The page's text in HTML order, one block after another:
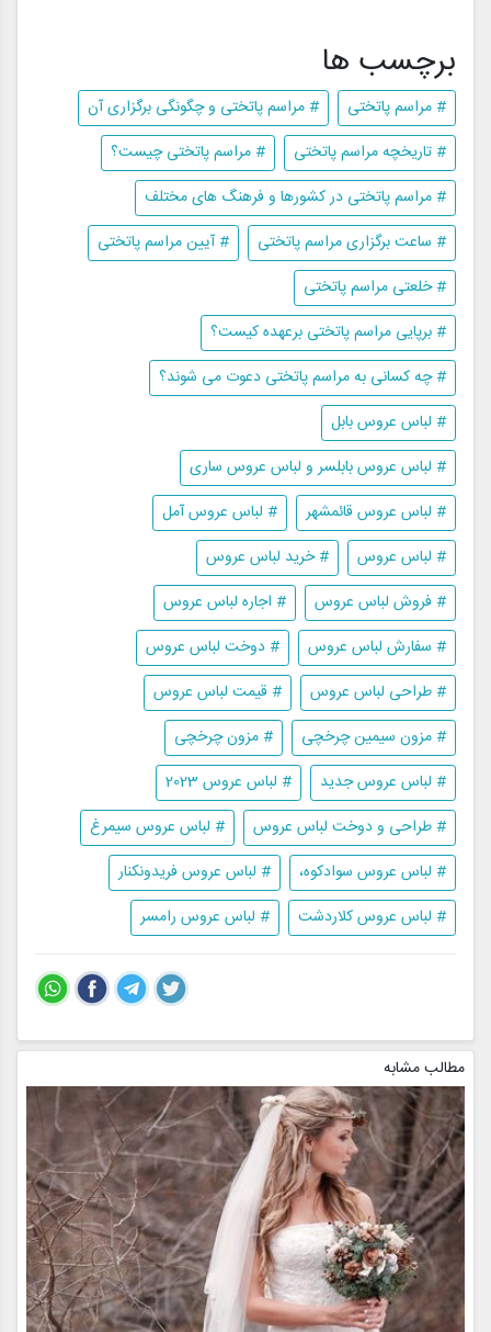
برچسب ها
# مراسم پاتختی
# مراسم پاتختی و چگونگی برگزاری آن
# تاریخچه مراسم پاتختی
# مراسم پاتختی چیست؟
# مراسم پاتختی در کشورها و فرهنگ های مختلف
# ساعت برگزاری مراسم پاتختی
# آیین مراسم پاتختی
# خلعتی مراسم پاتختی
# برپایی مراسم پاتختی برعهده کیست؟
# چه کسانی به مراسم پاتختی دعوت می شوند؟
# لباس عروس بابل
# لباس عروس بابلسر و لباس عروس ساری
# لباس عروس قائمشهر
# لباس عروس آمل
# لباس عروس
# خرید لباس عروس
# فروش لباس عروس
# اجاره لباس عروس
# سفارش لباس عروس
# دوخت لباس عروس
# طراحی لباس عروس
# قیمت لباس عروس
# مزون سیمین چرخچی
# مزون چرخچی
# لباس عروس جدید
# لباس عروس 2023
# طراحی و دوخت لباس عروس
# لباس عروس سیمرغ
# لباس عروس سوادکوه،
# لباس عروس فریدونکنار
# لباس عروس کلاردشت
# لباس عروس رامسر
مطالب مشابه